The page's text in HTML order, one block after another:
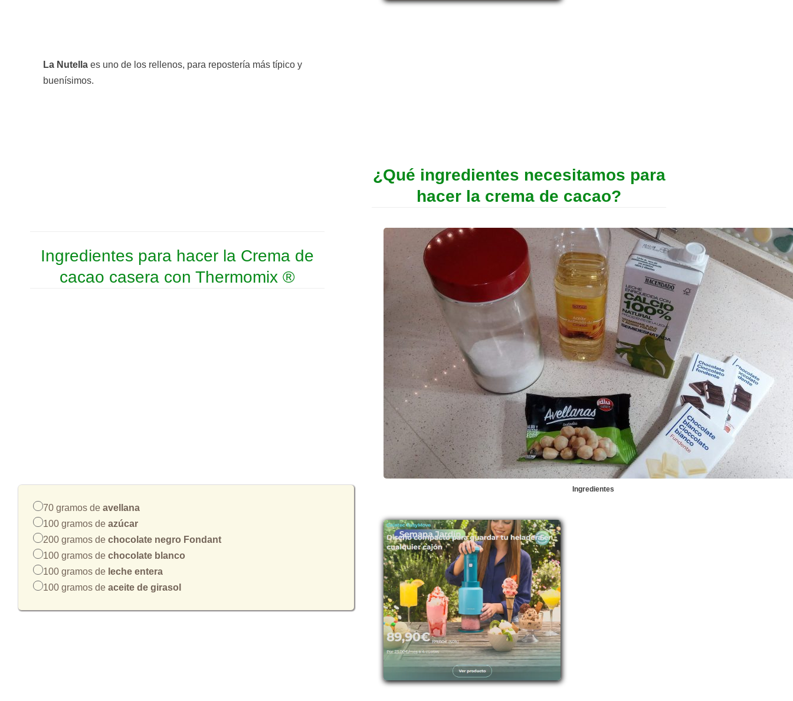
La Nutella es uno de los rellenos, para repostería más típico y
buenísimos.
Ingredientes para hacer la Crema de
cacao casera con Thermomix ®
70 gramos de avellana
100 gramos de azúcar
200 gramos de chocolate negro Fondant
100 gramos de chocolate blanco
100 gramos de leche entera
100 gramos de aceite de girasol
¿Qué ingredientes necesitamos para
hacer la crema de cacao?
Ingredientes